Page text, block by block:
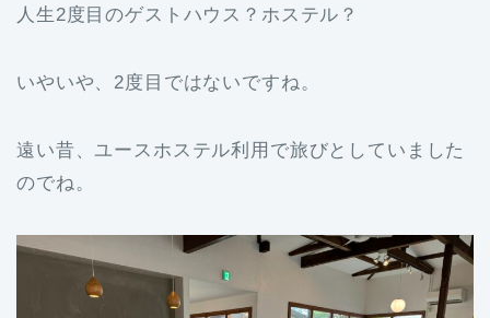
人生2度目のゲストハウス？ホステル？
いやいや、2度目ではないですね。
遠い昔、ユースホステル利用で旅びとしていました
のでね。